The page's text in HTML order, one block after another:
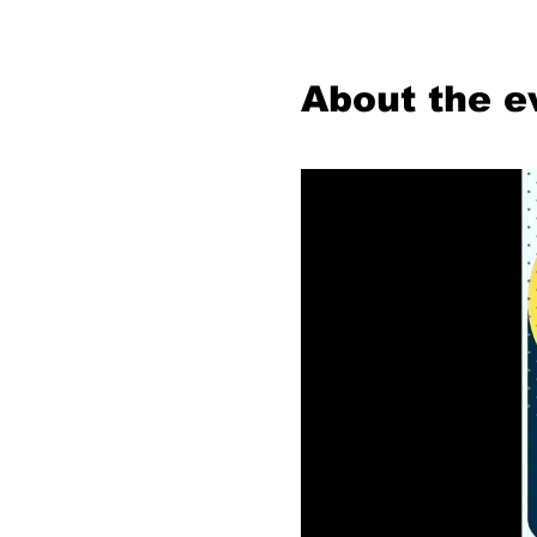
About the